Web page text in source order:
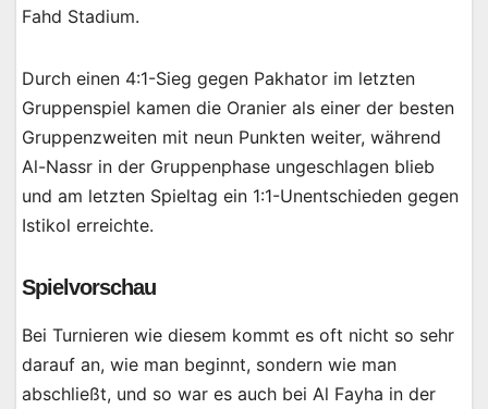
Fahd Stadium.
Durch einen 4:1-Sieg gegen Pakhator im letzten
Gruppenspiel kamen die Oranier als einer der besten
Gruppenzweiten mit neun Punkten weiter, während
Al-Nassr in der Gruppenphase ungeschlagen blieb
und am letzten Spieltag ein 1:1-Unentschieden gegen
Istikol erreichte.
Spielvorschau
Bei Turnieren wie diesem kommt es oft nicht so sehr
darauf an, wie man beginnt, sondern wie man
abschließt, und so war es auch bei Al Fayha in der